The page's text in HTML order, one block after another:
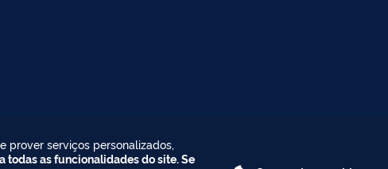
prover serviços personalizados,
todas as funcionalidades do site. Se